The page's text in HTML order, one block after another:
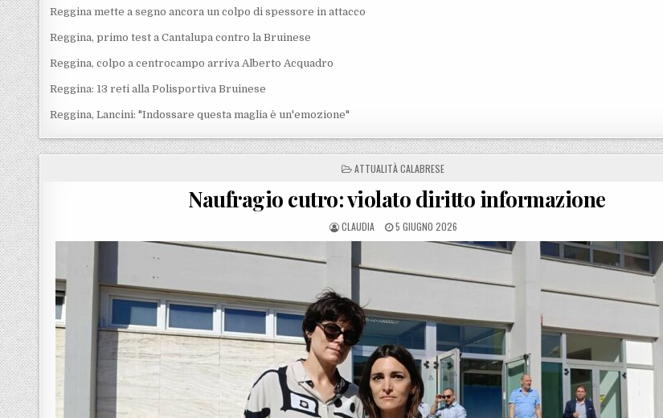
Reggina mette a segno ancora un colpo di spessore in attacco
Reggina, primo test a Cantalupa contro la Bruinese
Reggina, colpo a centrocampo arriva Alberto Acquadro
Reggina: 13 reti alla Polisportiva Bruinese
Reggina, Lancini: "Indossare questa maglia è un'emozione"
POSTED IN
ATTUALITÀ CALABRESE
Naufragio cutro: violato diritto informazione
POSTED BY
CLAUDIA POSTED ON
5 GIUGNO 2026